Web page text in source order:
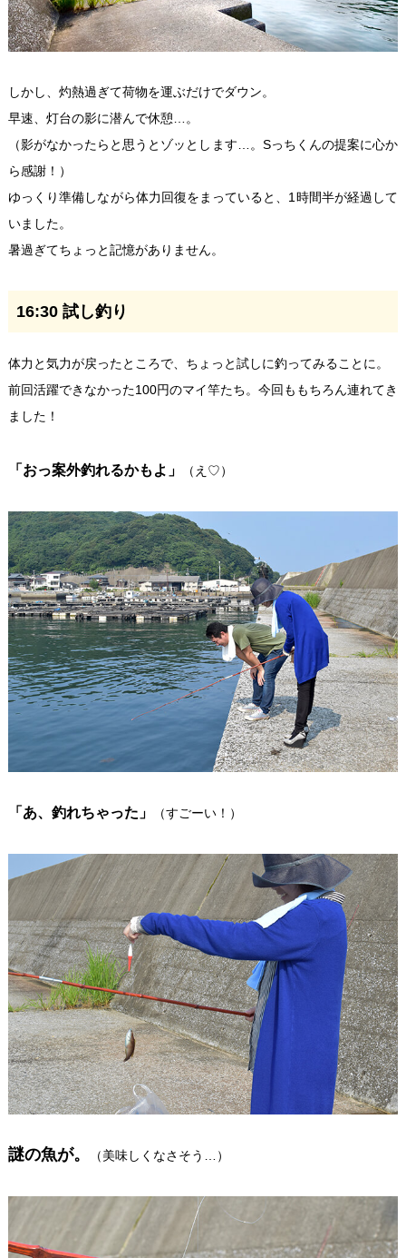
しかし、灼熱過ぎて荷物を運ぶだけでダウン。
早速、灯台の影に潜んで休憩…。
（影がなかったらと思うとゾッとします…。Sっちくんの提案に心か
ら感謝！）
ゆっくり準備しながら体力回復をまっていると、1時間半が経過して
いました。
暑過ぎてちょっと記憶がありません。
16:30 試し釣り
体力と気力が戻ったところで、ちょっと試しに釣ってみることに。
前回活躍できなかった100円のマイ竿たち。今回ももちろん連れてき
ました！
「おっ案外釣れるかもよ」 （え♡）
「あ、釣れちゃった」 （すごーい！）
謎の魚が。 （美味しくなさそう…）